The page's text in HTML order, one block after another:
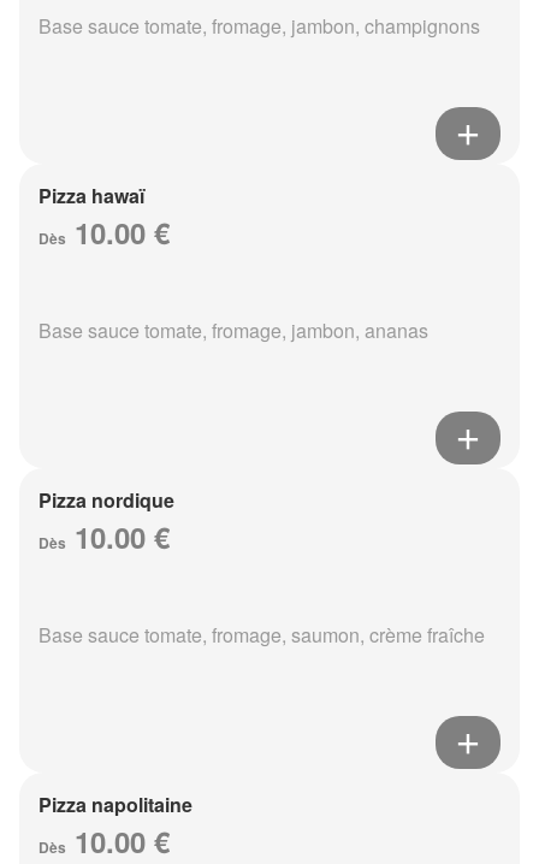
Base sauce tomate, fromage, jambon, champignons
Pizza hawaï
Dès 10.00 €
Base sauce tomate, fromage, jambon, ananas
Pizza nordique
Dès 10.00 €
Base sauce tomate, fromage, saumon, crème fraîche
Pizza napolitaine
Dès 10.00 €